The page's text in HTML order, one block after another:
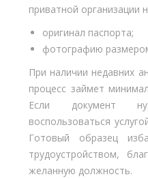
приватной организации
оригинал паспорта;
фотографию
При наличии недавних
процесс займет
Если документ
воспользоваться
Готовый образец
трудоустройством,
желанную должность.